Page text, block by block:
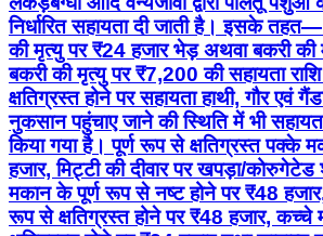
निर्धारित सहायता दी जाती है। इसके
की मृत्यु पर ₹24 हजार भेड़ अथवा बकरी
बकरी की मृत्यु पर ₹7,200 की सहायता राशि
क्षतिग्रस्त होने पर सहायता हाथी, गौर एवं
नुकसान पहुंचाए जाने की स्थिति में भी
किया गया है। पूर्ण रूप से क्षतिग्रस्त पक्के
हजार, मिट्टी की दीवार पर खपड़ा/
मकान के पूर्ण रूप से नष्ट होने पर ₹48
रूप से क्षतिग्रस्त होने पर ₹48 हजार,